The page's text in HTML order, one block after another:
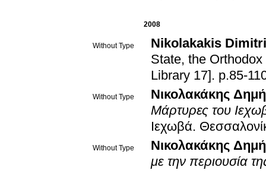
2008
Without Type
Nikolakakis
State, the
Library 17] . p.85-
Without Type
Νικολακάκης
Μάρτυρες του
Ιεχωβά.
Without Type
Νικολακάκης
με την περιουσία